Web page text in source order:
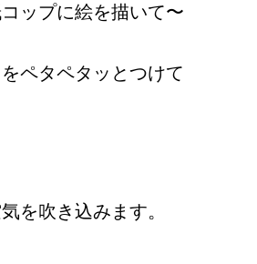
ップに絵を描いて〜
ペタペタッとつけて
を吹き込みます。